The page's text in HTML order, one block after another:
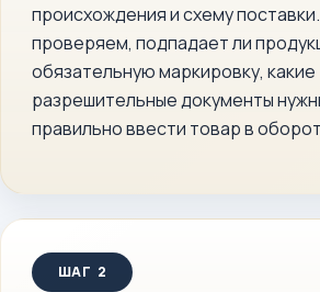
происхождения и схему
проверяем, подпадает ли
обязательную маркировку, какие
разрешительные документы
правильно ввести товар в